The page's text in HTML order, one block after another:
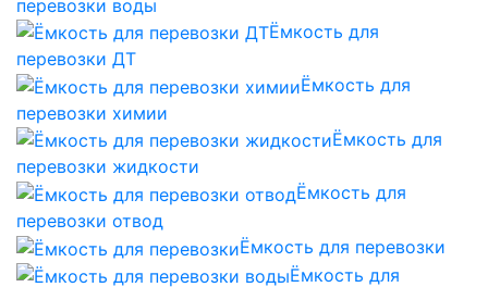
перевозки воды
Ёмкость для
перевозки ДТ
Ёмкость для
перевозки химии
Ёмкость для
перевозки жидкости
Ёмкость для
перевозки отвод
Ёмкость для перевозки
Ёмкость для